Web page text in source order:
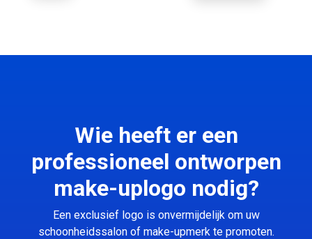
Wie heeft er een
professioneel ontworpen
make-uplogo nodig?
Een exclusief logo is onvermijdelijk om uw
schoonheidssalon of make-upmerk te promoten.